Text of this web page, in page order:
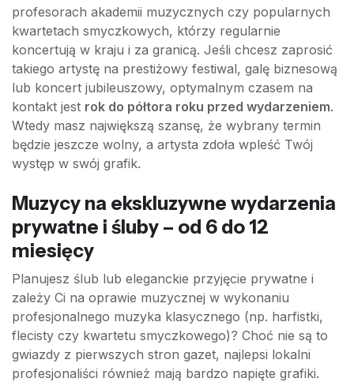
profesorach akademii muzycznych czy popularnych
kwartetach smyczkowych, którzy regularnie
koncertują w kraju i za granicą. Jeśli chcesz zaprosić
takiego artystę na prestiżowy festiwal, galę biznesową
lub koncert jubileuszowy, optymalnym czasem na
kontakt jest rok do półtora roku przed wydarzeniem.
Wtedy masz największą szansę, że wybrany termin
będzie jeszcze wolny, a artysta zdoła wpleść Twój
występ w swój grafik.
Muzycy na ekskluzywne wydarzenia
prywatne i śluby – od 6 do 12
miesięcy
Planujesz ślub lub eleganckie przyjęcie prywatne i
zależy Ci na oprawie muzycznej w wykonaniu
profesjonalnego muzyka klasycznego (np. harfistki,
flecisty czy kwartetu smyczkowego)? Choć nie są to
gwiazdy z pierwszych stron gazet, najlepsi lokalni
profesjonaliści również mają bardzo napięte grafiki.